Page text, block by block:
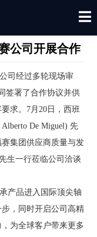
公司开展合作
司经过多轮现场审
签署了合作协议并供
求。7月20日，西班
De Miguel) 先
集团供应商质量与发
生一行莅临公司洽谈
产品进入国际顶尖轴
，同时开启公司高精
为全球客户带来更多